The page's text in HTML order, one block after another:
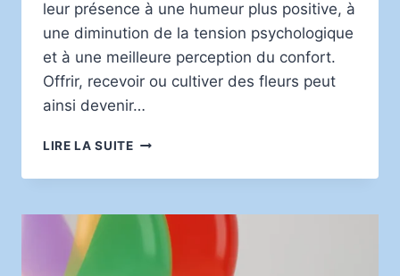
leur présence à une humeur plus positive, à
une diminution de la tension psychologique
et à une meilleure perception du confort.
Offrir, recevoir ou cultiver des fleurs peut
ainsi devenir…
LIRE LA SUITELES
ALLIÉES
BIEN-
MENTAL